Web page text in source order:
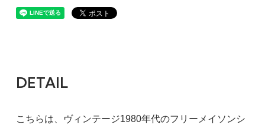
DETAIL
こちらは、ヴィンテージ1980年代のフリーメイソンシ